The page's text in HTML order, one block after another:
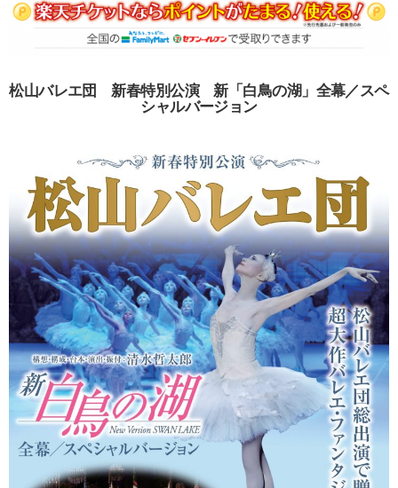
松山バレエ団 新春特別公演 新「白鳥の湖」全幕／スペ
シャルバージョン